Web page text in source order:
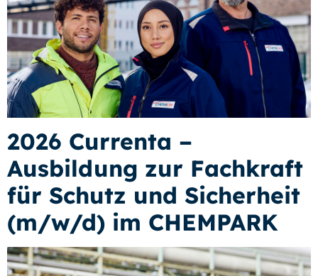
2026 Currenta –
Ausbildung zur Fachkraft
für Schutz und Sicherheit
(m/w/d) im CHEMPARK